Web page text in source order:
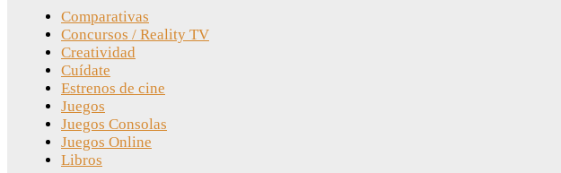
Comparativas
Concursos / Reality TV
Creatividad
Cuídate
Estrenos de cine
Juegos
Juegos Consolas
Juegos Online
Libros